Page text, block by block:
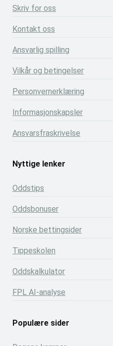
Skriv for oss
Kontakt oss
Ansvarlig spilling
Vilkår og betingelser
Personvernerklæring
Informasjonskapsler
Ansvarsfraskrivelse
Nyttige lenker
Oddstips
Oddsbonuser
Norske bettingsider
Tippeskolen
Oddskalkulator
FPL AI-analyse
Populære sider